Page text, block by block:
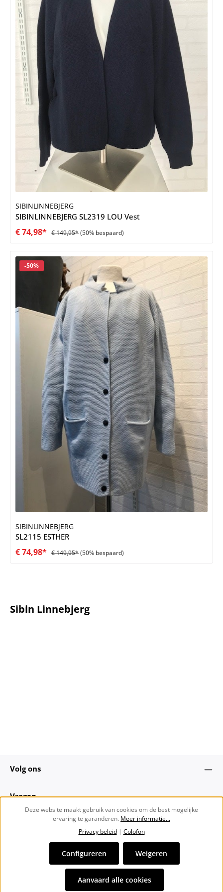
SIBINLINNEBJERG
SIBINLINNEBJERG SL2319 LOU Vest
€ 74,98* € 149,95*(50% bespaard)
Korting
-50%
SIBINLINNEBJERG
SL2115 ESTHER
€ 74,98* € 149,95*(50% bespaard)
Sibin Linnebjerg
Volg ons
Vragen
Alle prijzen incl. btw plusverzendkosten
bezorgkosten, indien niet anders vermeld.
Deze website maakt gebruik van cookies om de best mogelijke
ervaring te garanderen. Meer informatie...
Privacy beleid| Colofon
Weigeren
Configureren
Aanvaard alle cookies